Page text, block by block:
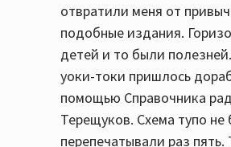
отвратили меня от
подобные издания.
детей и то были
уоки-токи пришлось
помощью Справочника
Терещуков. Схема тупо
перепечатывали раз пять.